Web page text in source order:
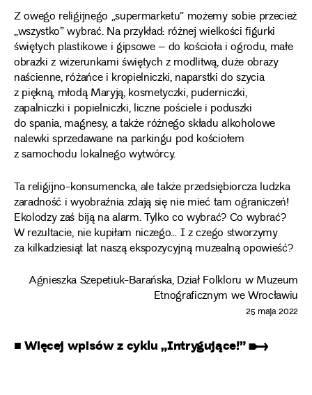
Z owego religijnego „supermarketu” możemy sobie przecież
„wszystko” wybrać. Na przykład: różnej wielkości figurki
świętych plastikowe i gipsowe – do kościoła i ogrodu, małe
obrazki z wizerunkami świętych z modlitwą, duże obrazy
naścienne, różańce i kropielniczki, naparstki do szycia
z piękną, młodą Maryją, kosmetyczki, puderniczki,
zapalniczki i popielniczki, liczne pościele i poduszki
do spania, magnesy, a także różnego składu alkoholowe
nalewki sprzedawane na parkingu pod kościołem
z samochodu lokalnego wytwórcy.
Ta religijno-konsumencka, ale także przedsiębiorcza ludzka
zaradność i wyobraźnia zdają się nie mieć tam ograniczeń!
Ekolodzy zaś biją na alarm. Tylko co wybrać? Co wybrać?
W rezultacie, nie kupiłam niczego… I z czego stworzymy
za kilkadziesiąt lat naszą ekspozycyjną muzealną opowieść?
Agnieszka Szepetiuk-Barańska, Dział Folkloru w Muzeum
Etnograficznym we Wrocławiu
25 maja 2022
■ Więcej wpisów z cyklu „Intrygujące!” ➸